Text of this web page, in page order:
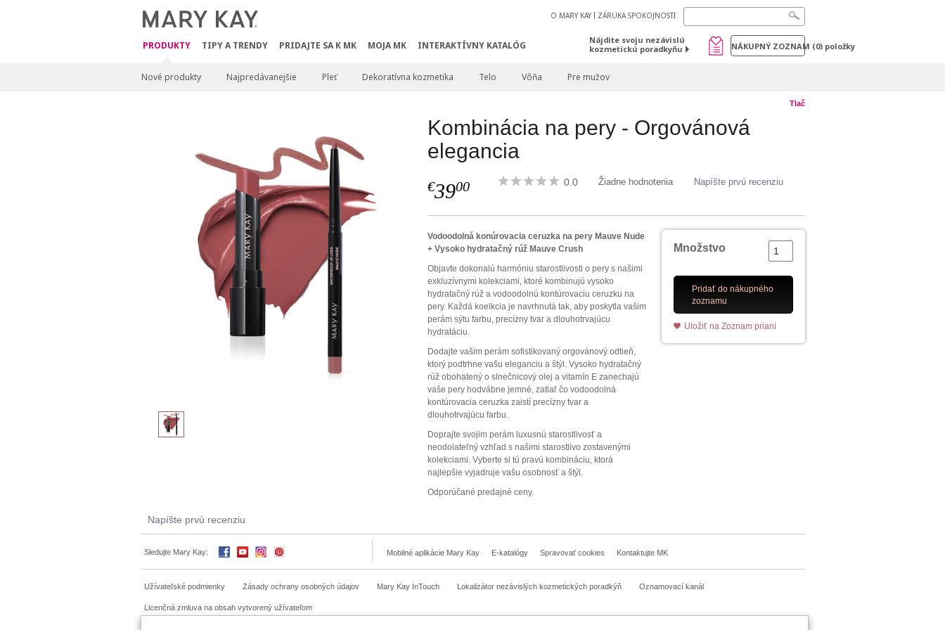
PRODUKTY TIPY A TRENDY PRIDAJTE SA K MK MOJA MK INTERAKTÍVNY KATALÓG
O MARY KAY ZÁRUKA SPOKOJNOSTI
Nájdite svoju nezávislú
kozmetickú poradkyňu
NÁKUPNÝ ZOZNAM (0) položky
Nové produkty Najpredávanejšie Pleť Dekoratívna kozmetika Telo Vôňa Pre mužov
Tlač
Kombinácia na pery - Orgovánová
elegancia
€3900 0.0 Žiadne hodnotenia Napíšte prvú recenziu
Množstvo
Pridať do nákupného
zoznamu
Uložiť na Zoznam prianí
Vodoodolná konúrovacia ceruzka na pery Mauve Nude
+ Vysoko hydratačný rúž Mauve Crush
Objavte dokonalú harmóniu starostlivosti o pery s našimi
exkluzívnymi kolekciami, ktoré kombinujú vysoko
hydratačný rúž a vodoodolnú kontúrovaciu ceruzku na
pery. Každá koelkcia je navrhnutá tak, aby poskytla vašim
perám sýtu farbu, precízny tvar a dlouhotrvajúcu
hydratáciu.
Dodajte vašim perám sofistikovaný orgovánový odtieň,
ktorý podtrhne vašu eleganciu a štýl. Vysoko hydratačný
rúž obohatený o slnečnicový olej a vitamín E zanechajú
vaše pery hodvábne jemné, zatiaľ čo vodoodolná
kontúrovacia ceruzka zaistí precízny tvar a
dlouhotrvajúcu farbu.
Doprajte svojim perám luxusnú starostlivosť a
neodolateľný vzhľad s našimi starostlivo zostavenými
kolekciami. Vyberte si tú pravú kombináciu, ktorá
najlepšie vyjadruje vašu osobnosť a štýl.
Odporúčané predajné ceny.
Napíšte prvú recenziu
Sledujte Mary Kay: Mobilné aplikácie Mary Kay E-katalógy Spravovať cookies Kontaktujte MK
Užívateľské podmienky Zásady ochrany osobných údajov Mary Kay InTouch Lokalizátor nezávislých kozmetických poradkýň Oznamovací kanál
Licenčná zmluva na obsah vytvorený užívateľom